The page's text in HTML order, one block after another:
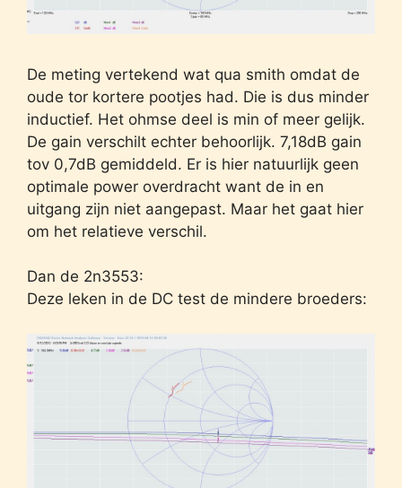
De meting vertekend wat qua smith omdat de
oude tor kortere pootjes had. Die is dus minder
inductief. Het ohmse deel is min of meer gelijk.
De gain verschilt echter behoorlijk. 7,18dB gain
tov 0,7dB gemiddeld. Er is hier natuurlijk geen
optimale power overdracht want de in en
uitgang zijn niet aangepast. Maar het gaat hier
om het relatieve verschil.
Dan de 2n3553:
Deze leken in de DC test de mindere broeders: